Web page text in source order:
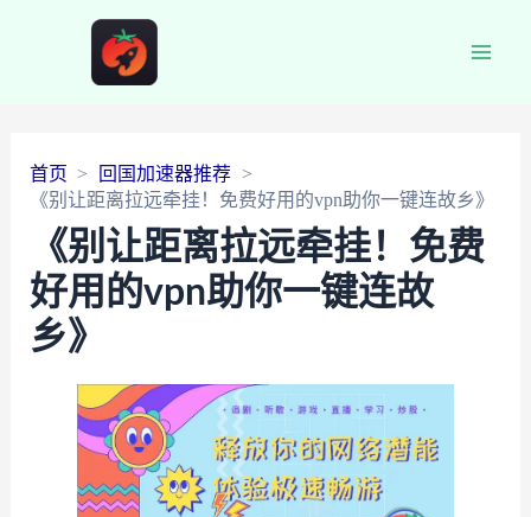
首页
回国加速器推荐
《别让距离拉远牵挂！免费好用的vpn助你一键连故乡》
《别让距离拉远牵挂！免费
好用的vpn助你一键连故
乡》